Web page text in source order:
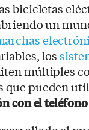
bicicletas
un
los
múltiples
que pueden
con el